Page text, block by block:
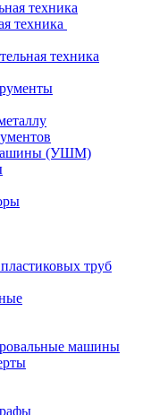
техника
техника
(УШМ)
труб
машины